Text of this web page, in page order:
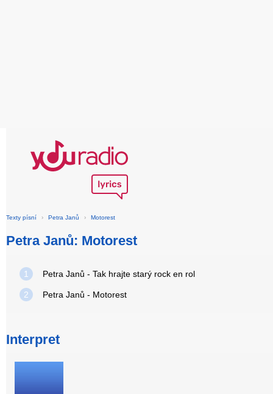
Texty písní › Petra Janů › Motorest
Petra Janů: Motorest
1 Petra Janů - Tak hrajte starý rock en rol
2 Petra Janů - Motorest
Interpret